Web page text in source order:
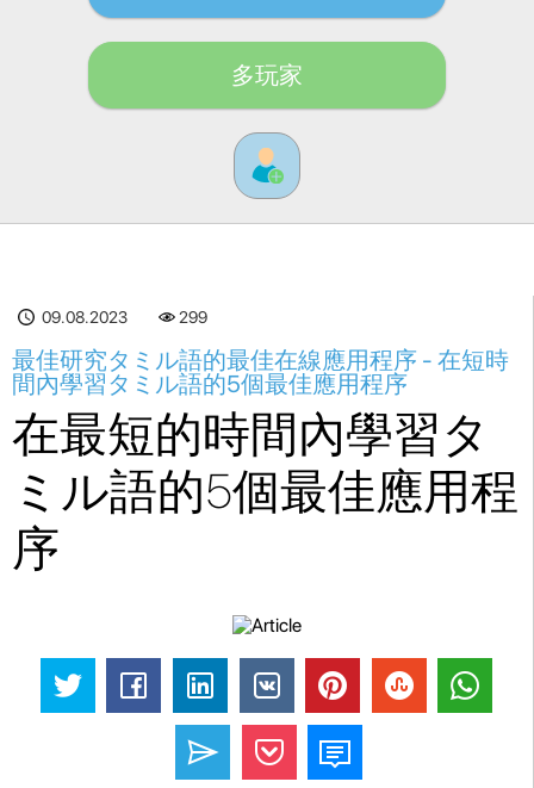
多玩家
09.08.2023 299
最佳研究タミル語的最佳在線應用程序 - 在短時
間內學習タミル語的5個最佳應用程序
在最短的時間內學習タ
ミル語的5個最佳應用程
序